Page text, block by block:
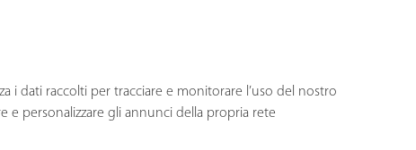
i dati raccolti per tracciare e monitorare l’uso del nostro
e personalizzare gli annunci della propria rete